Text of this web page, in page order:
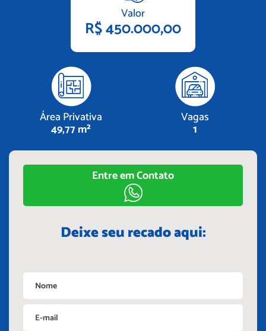
Valor
R$ 450.000,00
Área Privativa
49,77 m²
Vagas
1
Entre em Contato
Deixe seu recado aqui: